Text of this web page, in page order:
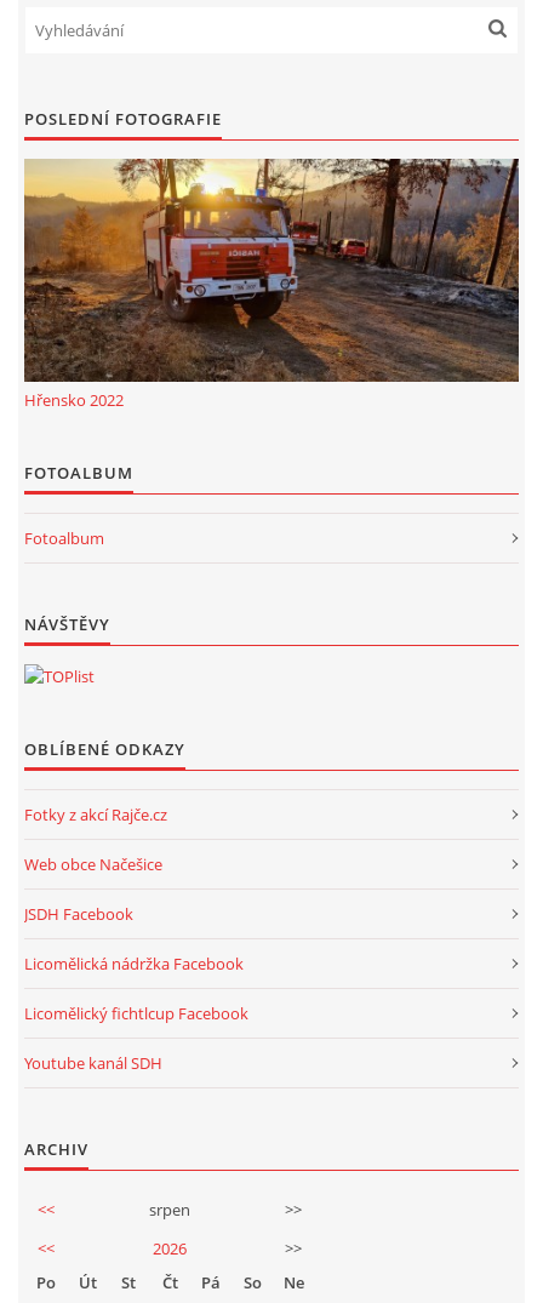
POSLEDNÍ FOTOGRAFIE
Hřensko 2022
FOTOALBUM
Fotoalbum
NÁVŠTĚVY
OBLÍBENÉ ODKAZY
Fotky z akcí Rajče.cz
Web obce Načešice
JSDH Facebook
Licomělická nádržka Facebook
Licomělický fichtlcup Facebook
Youtube kanál SDH
ARCHIV
<< srpen
>>
<<
2026
>>
Po
Út St Čt Pá So Ne